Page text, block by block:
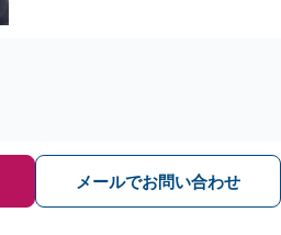
メールでお問い合わせ